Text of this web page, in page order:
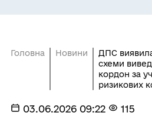
Головна Новини
ДПС
схеми
кордон за
ризикових
03.06.2026 09:22 115